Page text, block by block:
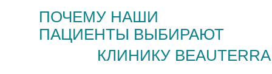
ПОЧЕМУ НАШИ
ПАЦИЕНТЫ ВЫБИРАЮТ
КЛИНИКУ BEAUTERRA